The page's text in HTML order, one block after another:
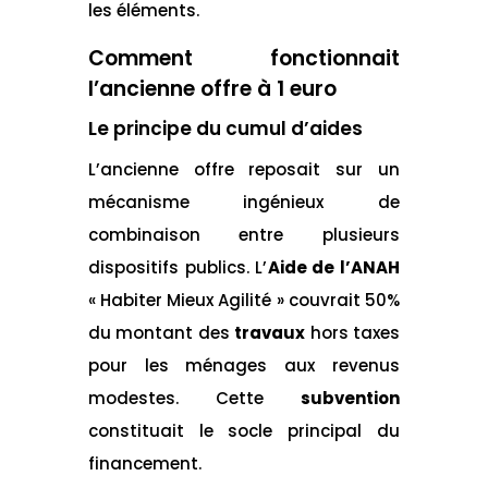
les éléments.
Comment fonctionnait
l’ancienne offre à 1 euro
Le principe du cumul d’aides
L’ancienne offre reposait sur un
mécanisme ingénieux de
combinaison entre plusieurs
dispositifs publics. L’Aide de l’ANAH
« Habiter Mieux Agilité » couvrait 50%
du montant des travaux hors taxes
pour les ménages aux revenus
modestes. Cettesubvention
constituait le socle principal du
financement.